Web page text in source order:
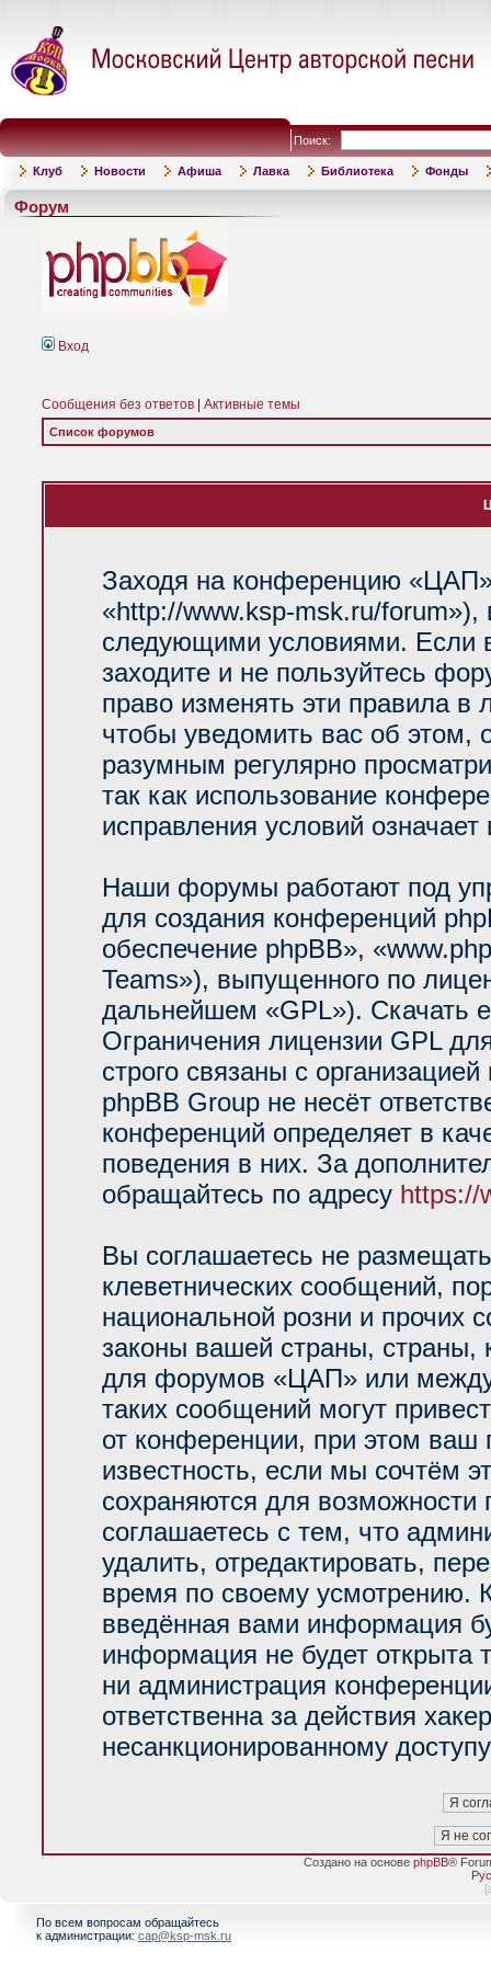
Поиск:
Клуб Новости Афиша Лавка Библиотека Фонды
Форум
Вход
Сообщения без ответов Активные темы
Список форумов
Заходя на конференцию
«http://www.ksp-msk.ru/forum»),
следующими условиями. Если
заходите и не пользуйтесь
право изменять эти правила
чтобы уведомить вас об
разумным регулярно
так как использование
исправления условий
Наши форумы работают под
для создания конференций
обеспечение phpBB»,
Teams»), выпущенного по
дальнейшем «GPL»). Скачать
Ограничения лицензии GPL
строго связаны с
phpBB Group не несёт
конференций определяет в
поведения в них. За
обращайтесь по адресу https://
Вы соглашаетесь не
клеветнических сообщений,
национальной розни и прочих
законы вашей страны, страны,
для форумов «ЦАП» или
таких сообщений могут
от конференции, при этом ваш
известность, если мы сочтём
сохраняются для возможности
соглашаетесь с тем, что
удалить, отредактировать,
время по своему усмотрению.
введённая вами информация
информация не будет открыта
ни администрация
ответственна за действия
несанкционированному
Создано на основе phpBB®
[
По всем вопросам обращайтесь
к администрации: cap@ksp-msk.ru